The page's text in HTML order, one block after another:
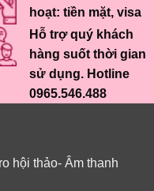
hoạt: tiền mặt, visa
Hỗ trợ quý khách
hàng suốt thời gian
sử dụng. Hotline
0965.546.488
hội thảo- Âm thanh